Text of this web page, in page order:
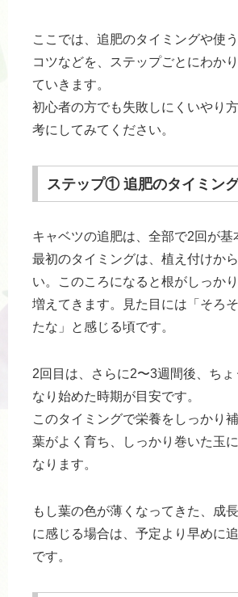
ここでは、追肥のタイミングや使
コツなどを、ステップごとにわか
ていきます。
初心者の方でも失敗しにくいやり
考にしてみてください。
ステップ① 追肥のタイミン
キャベツの追肥は、全部で2回が基
最初のタイミングは、植え付けか
い。このころになると根がしっか
増えてきます。見た目には「そろ
たな」と感じる頃です。
2回目は、さらに2〜3週間後、ちょ
なり始めた時期が目安です。
このタイミングで栄養をしっかり
葉がよく育ち、しっかり巻いた玉
なります。
もし葉の色が薄くなってきた、成
に感じる場合は、予定より早めに
です。